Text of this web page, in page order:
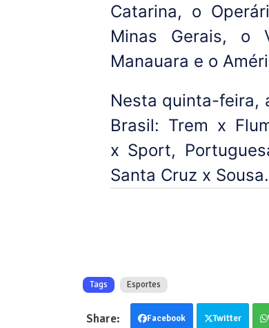
Catarina, o
Minas Gerais, o
Manauara e o
Nesta quinta-feira,
Brasil: Trem x
x Sport,
Santa Cruz x Sousa.
Tags Esportes
Facebook Twitter